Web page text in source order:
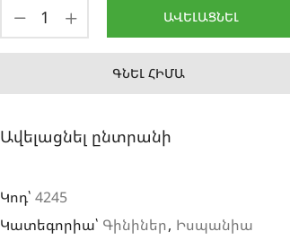
ԱՎԵԼԱՑՆԵԼ
ԳՆԵԼ ՀԻՄԱ
Ավելացնել ընտրանի
Կոդ՝ 4245
Կատեգորիա՝ Գինիներ, Իսպանիա